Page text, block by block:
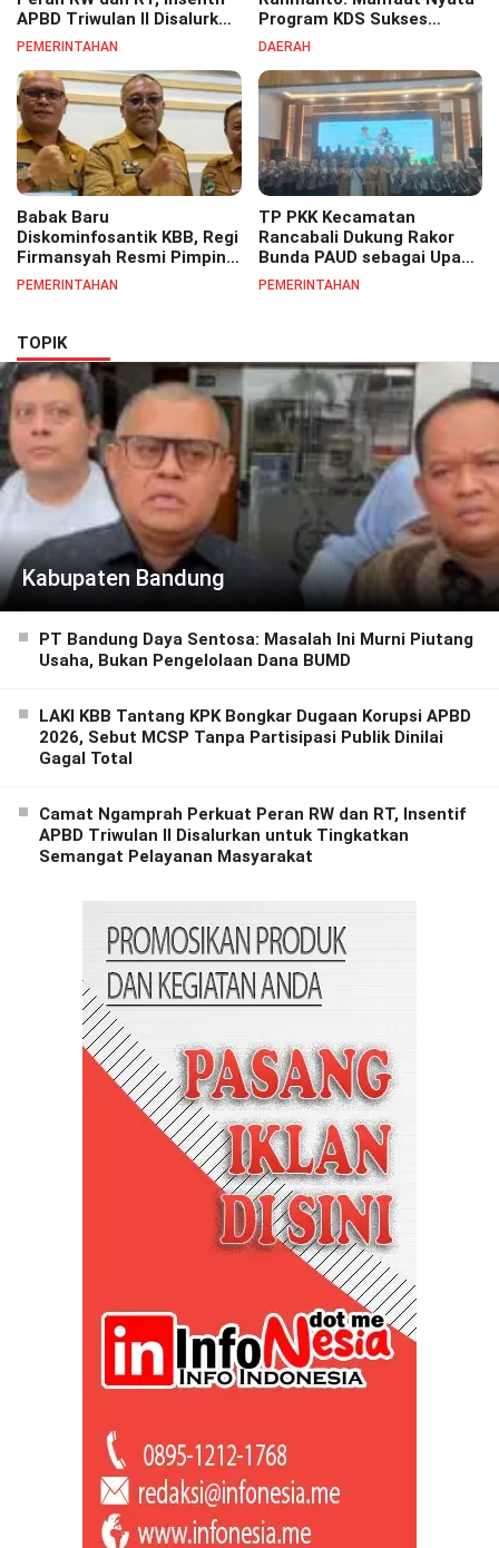
APBD Triwulan II Disalurkan
untuk Tingkatkan
Masyarakat
PEMERINTAHAN
Program KDS Sukses
Dirasakan Seluruh Lapisan
Sampai Pelosok.
DAERAH
Babak Baru
Diskominfosantik KBB, Regi
Firmansyah Resmi Pimpin
Bidang IKP Perkuat
PEMERINTAHAN
TP PKK Kecamatan
Rancabali Dukung Rakor
Bunda PAUD sebagai Upaya
Penguatan Kualitas PAUD
PEMERINTAHAN
TOPIK
Kabupaten Bandung
PT Bandung Daya Sentosa: Masalah Ini Murni Piutang
Usaha, Bukan Pengelolaan Dana BUMD
LAKI KBB Tantang KPK Bongkar Dugaan Korupsi APBD
2026, Sebut MCSP Tanpa Partisipasi Publik Dinilai
Gagal Total
Camat Ngamprah Perkuat Peran RW dan RT, Insentif
APBD Triwulan II Disalurkan untuk Tingkatkan
Semangat Pelayanan Masyarakat